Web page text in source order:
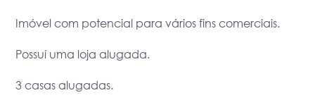
Imóvel com potencial para vários fins comerciais.
Possuí uma loja alugada.
3 casas alugadas.